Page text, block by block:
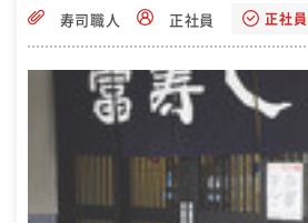
寿司職人 正社員 正社